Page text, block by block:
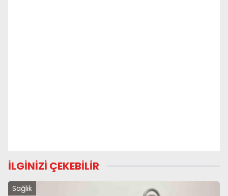
İLGİNİZİ ÇEKEBİLİR
Sağlık